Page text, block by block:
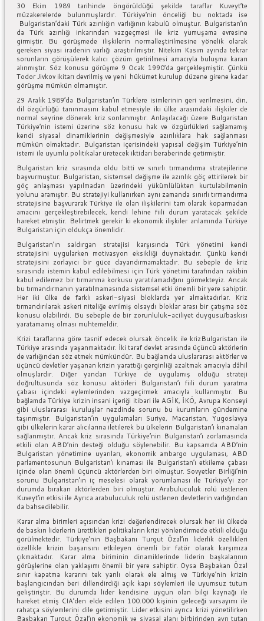
30 Ekim 1989 tarihinde öngörüldüğü şekilde taraflar Kuveyt’te
müzakerelerde bulunmuşlardır. Türkiye’nin önceliği bu noktada ise
Bulgaristan’daki Türk azınlığın varlığının kabulü olmuştur. Bulgaristan’ın
da Türk azınlığı inkarından vazgeçmesi ile kriz yumuşama evresine
girmiştir. Bu görüşmede ilişkilerin normalleştirilmesine yönelik olarak
gereken siyasi iradenin varlığı araştırılmıştır. Nitekim Kasım ayında tekrar
sorunların görüşülerek kalıcı çözüm getirilmesi amacıyla buluşma kararı
alınmıştır. Söz konusu görüşme 9 Ocak 1990’da gerçekleşmiştir. Çünkü
Todor Jivkov ikitarı devrilmiş ve yeni hükümet kurulup düzene girene kadar
görüşme mümkün olmamıştır.
29 Aralık 1989’da Bulgaristan’ın Türklere isimlerinin geri verilmesini, din,
dil özgürlüğü tanınmasını kabul etmesiyle iki ülke arasındaki ilişkiler de
normal seyrine dönerek kriz sonlanmıştır. Anlaşılacağı üzere Bulgaristan
Türkiye’nin istemi üzerine söz konusu hak ve özgürlükleri sağlamamış
kendi siyasal dinamiklerinin değişmesiyle azınlıklara hak sağlanması
mümkün olmaktadır. Bulgaristan içerisindeki yapısal değişim Türkiye’nin
istemi ile uyumlu politikalar üretecek iktidarı beraberinde getirmiştir.
Bulgaristan kriz sırasında oldu bitti ve sınırlı tırmandırma stratejilerine
başvurmuştur. Bulgaristan, sistemsel değişme ile azınlık göç ettirilerek bir
göç anlaşması yapılmadan üzerindeki yükümlülükten kurtulabilmenin
yolunu aramıştır. Bu stratejiyi kullanırken aynı zamanda sınırlı tırmandırma
stratejisine başvurarak Türkiye ile olan ilişkilerini tam olarak koparmadan
amacını gerçekleştirebilecek, kendi lehine fiili durum yaratacak şekilde
hareket etmiştir. Belirtmek gerekir ki ekonomik ilişkiler anlamında Türkiye
Bulgaristan için oldukça önemlidir.
Bulgaristan’ın saldırgan stratejisi karşısında Türk yönetimi kendi
stratejisini uygularken motivasyon eksikliği duymaktadır. Çünkü kendi
stratejisini zorlayıcı bir güce dayandırmamaktadır. Bu sebeple de kriz
sırasında istemin kabul edilebilmesi için Türk yönetimi tarafından rakibin
kabul edilemez bir tırmanma korkusu yaratılamadığını görmekteyiz. Ancak
bu tırmandırmanın yaratılmamasında sistemsel etki önemli bir yere sahiptir.
Her iki ülke de farklı askeri-siyasi bloklarda yer almaktadırlar. Kriz
tırmandırılarak askeri niteliğe evrilmiş olsaydı bloklar arası bir çatışma söz
konusu olabilirdi. Bu sebeple de bir zorunluluk-aciliyet duygusu/baskısı
yaratamamış olması muhtemeldir.
Krizi taraflarına göre tasnif edecek olursak öncelik ile krizBulgaristan ile
Türkiye arasında yaşanmaktadır. İki taraf devlet arasında üçüncü aktörlerin
de varlığından söz etmek mümkündür. Bu bağlamda uluslararası aktörler ve
üçüncü devletler yaşanan krizin yarattığı gerginliği azaltmak amacıyla dâhil
olmuşlardır. Diğer yandan Türkiye de uygulamış olduğu strateji
doğrultusunda söz konusu aktörleri Bulgaristan’ı fiili durum yaratma
çabası içindeki eylemlerinden vazgeçirmek amacıyla kullanmıştır. Bu
bağlamda Türkiye krizin insani içeriği itibari ile AGİK, İKÖ, Avrupa Konseyi
gibi uluslararası kuruluşlar nezdinde sorunu bu kurumların gündemine
taşınmıştır. Bulgaristan’ın uygulamaları Suriye, Macaristan, Yugoslavya
gibi ülkelerin karar alıcılarına iletilerek bu ülkelerin Bulgaristan’ı kınamaları
sağlanmıştır. Ancak kriz sırasında Türkiye’nin Bulgaristan’ı zorlamasında
etkili olan ABD’nin desteği olduğu söylenebilir. Bu kapsamda ABD’nin
Bulgaristan yönetimine uyarıları, ekonomik ambargo uygulaması, ABD
parlamentosunun Bulgaristan’ı kınaması ile Bulgaristan’ı etkileme çabası
içinde olan önemli üçüncü aktörlerden biri olmuştur. Sovyetler Birliği’nin
sorunu Bulgaristan’ın iç meselesi olarak yorumlaması ile Türkiye’yi zor
durumda bırakan aktörlerden biri olmuştur. Arabuluculuk rolü üstlenen
Kuveyt’in etkisi ile Ayrıca arabuluculuk rolü üstlenen devletlerin varlığından
da bahsedilebilir.
Karar alma birimleri açısından krizi değerlendirecek olursak her iki ülkede
de baskın liderlerin ürettikleri politikaların krizi yönlendirmede etkili olduğu
görülmektedir. Türkiye’nin Başbakanı Turgut Özal’ın liderlik özellikleri
özellikle krizin başarısını etkileyen önemli bir fatör olarak karşımıza
çıkmaktadır. Karar alma biriminin dinamiklerinde liderin başkalarının
görüşlerine olan yaklaşımı önemli bir yere sahiptir. Oysa Başbakan Özal
sınır kapatma kararını tek yanlı olarak ele almış ve Türkiye’nin krizin
başlangıcından beri dillendirdiği açık kapı söylemleri ile uyumsuz tutum
geliştiriştir. Bu durumda lider kendisine uygun olan bilgi kaynağı ile
hareket etmiş CIA’den elde edilen 100.000 kişinin geleceği varsayımı ile
rahatça söylemlerini dile getirmiştir. Lider etkisini ayrıca krizi yönetilirken
Başbakan Turgut Özal’ın ekonomik ve siyasal alanı birbirinden ayrı tutan